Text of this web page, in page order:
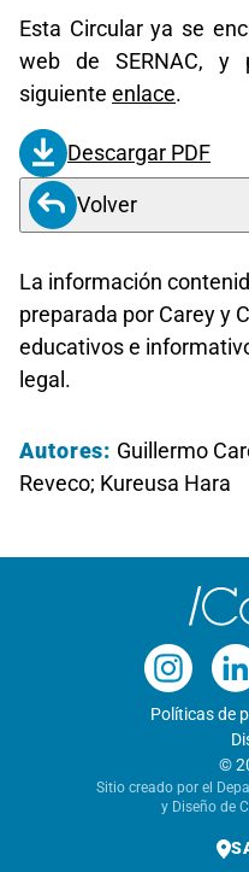
Esta Circular ya se
web de SERNAC, y
siguiente enlace.
Descargar PDF
Volver
La información
preparada por Carey y
educativos e
legal.
Autores: Guillermo
Reveco; Kureusa Hara
Políticas de
©
Sitio creado por el
y Diseño de